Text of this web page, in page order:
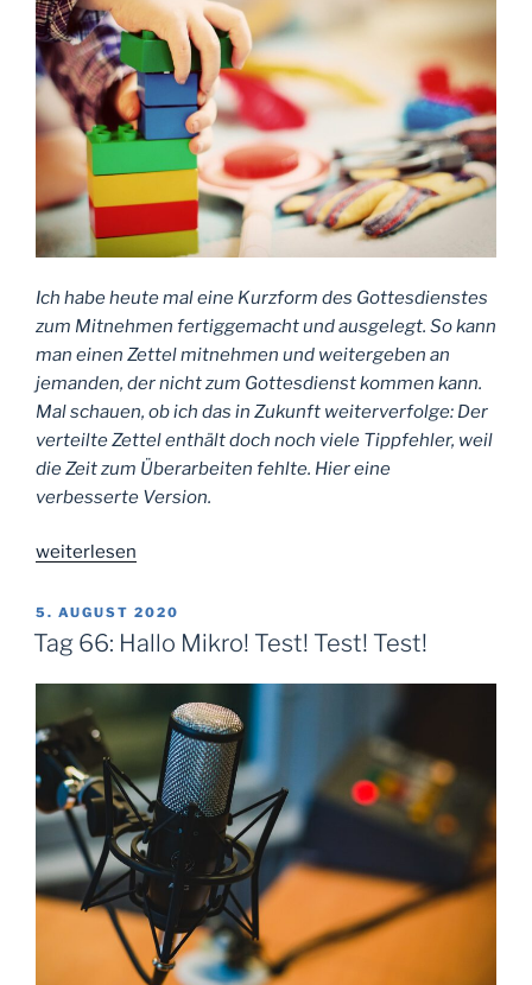
andern
nicht
(Predigt)“
Ich habe heute mal eine Kurzform des Gottesdienstes
zum Mitnehmen fertiggemacht und ausgelegt. So kann
man einen Zettel mitnehmen und weitergeben an
jemanden, der nicht zum Gottesdienst kommen kann.
Mal schauen, ob ich das in Zukunft weiterverfolge: Der
verteilte Zettel enthält doch noch viele Tippfehler, weil
die Zeit zum Überarbeiten fehlte. Hier eine
verbesserte Version.
„Tag
Niederreißen
und
weiterlesen
VERÖFFENTLICHT
AM
5. AUGUST 2020
Tag 66: Hallo Mikro! Test! Test! Test!